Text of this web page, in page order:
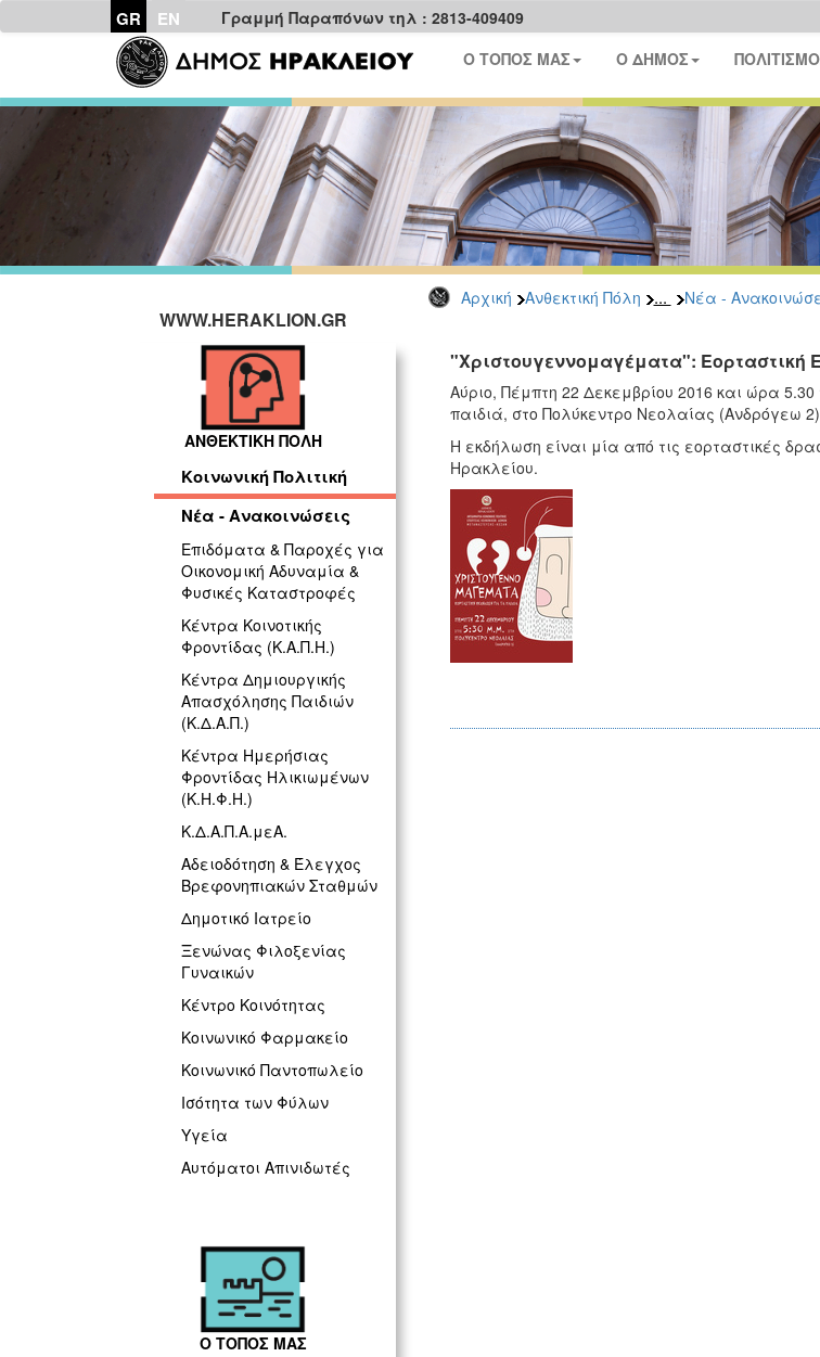
GR EN Γραμμή Παραπόνων τηλ : 2813-409409
Ο ΤΟΠΟΣ ΜΑΣ Ο ΔΗΜΟΣ
Αρχική Ανθεκτική Πόλη ... Νέα -
WWW.HERAKLION.GR
ΑΝΘΕΚΤΙΚΗ ΠΟΛΗ
Κοινωνική Πολιτική
Νέα - Ανακοινώσεις
Επιδόματα & Παροχές για
Οικονομική Αδυναμία &
Φυσικές Καταστροφές
Κέντρα Κοινοτικής
Φροντίδας (Κ.Α.Π.Η.)
Κέντρα Δημιουργικής
Απασχόλησης Παιδιών
(Κ.Δ.Α.Π.)
Κέντρα Ημερήσιας
Φροντίδας Ηλικιωμένων
(Κ.Η.Φ.Η.)
Κ.Δ.Α.Π.Α.μεΑ.
Αδειοδότηση & Έλεγχος
Βρεφονηπιακών Σταθμών
Δημοτικό Ιατρείο
Ξενώνας Φιλοξενίας
Γυναικών
Κέντρο Κοινότητας
Κοινωνικό Φαρμακείο
Κοινωνικό Παντοπωλείο
Ισότητα των Φύλων
Υγεία
Αυτόματοι Απινιδωτές
Ο ΤΟΠΟΣ ΜΑΣ
"Χριστουγεννομαγέματα": Εορταστική
Αύριο, Πέμπτη 22 Δεκεμβρίου 2016 και ώρα
παιδιά, στο Πολύκεντρο Νεολαίας (Ανδρόγεω
Η εκδήλωση είναι μία από τις εορταστικές
Ηρακλείου.